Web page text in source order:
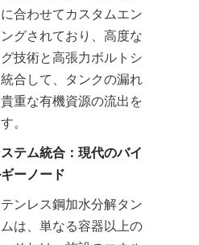
合わせてカスタムエン
グされており、高度な
技術と高張力ボルトシ
合して、タンクの漏れ
重な有機資源の流出を
。
テム統合：現代のバイ
ーノード
ンレス鋼加水分解タン
は、単なる容器以上の